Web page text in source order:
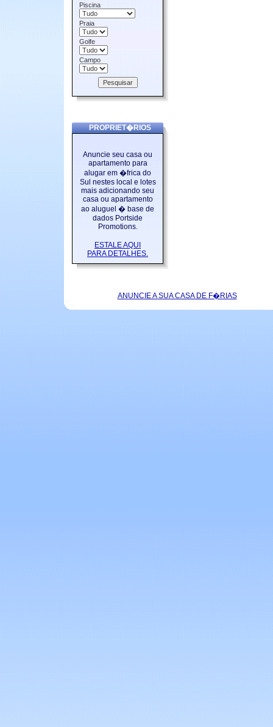
Piscina
Praia
Golfe
Campo
PROPRIET�RIOS
Anuncie seu casa ou
apartamento para
alugar em �frica do
Sul nestes local e lotes
mais adicionando seu
casa ou apartamento
ao aluguel � base de
dados Portside
Promotions.
ESTALE AQUI
PARA DETALHES.
ANUNCIE A SUA CASA DE F�RIAS